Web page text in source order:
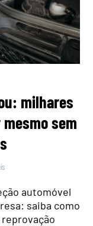
milhares
sem
automóvel
saiba como